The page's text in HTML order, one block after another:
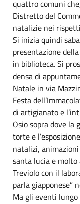
quattro comuni
Distretto del
natalizie nei
Si inizia quindi
presentazione
in biblioteca. Si
densa di
Natale in via
Festa
di artigianato e
Osio sopra dove
torte e
natalizi,
santa lucia e
Treviolo con il
parla giapponese”
Ma gli eventi